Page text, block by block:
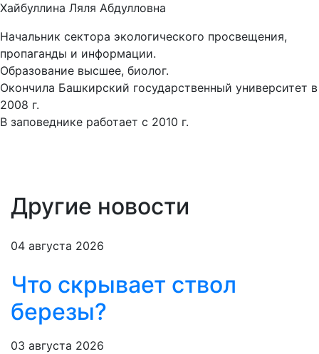
Хайбуллина Ляля Абдулловна
Начальник сектора экологического просвещения,
пропаганды и информации.
Образование высшее, биолог.
Окончила Башкирский государственный университет в
2008 г.
В заповеднике работает с 2010 г.
Другие новости
04 августа 2026
Что скрывает ствол
березы?
03 августа 2026